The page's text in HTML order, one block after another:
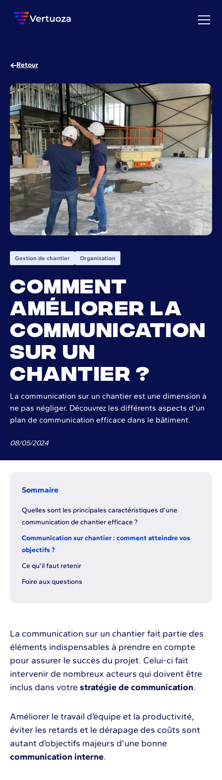
Retour
Gestion de chantier Organisation
Comment
améliorer la
communication
sur un
chantier ?
La communication sur un chantier est une dimension à
ne pas négliger. Découvrez les différents aspects d’un
plan de communication efficace dans le bâtiment.
08/05/2024
Sommaire
Quelles sont les principales caractéristiques d’une
communication de chantier efficace ?
Communication sur chantier : comment atteindre vos
objectifs ?
Ce qu’il faut retenir
Foire aux questions
La communication sur un chantier fait partie des
éléments indispensables à prendre en compte
pour assurer le succès du projet. Celui-ci fait
intervenir de nombreux acteurs qui doivent être
inclus dans votre stratégie de communication.
Améliorer le travail d’équipe et la productivité,
éviter les retards et le dérapage des coûts sont
autant d’objectifs majeurs d’une bonne
communication interne.